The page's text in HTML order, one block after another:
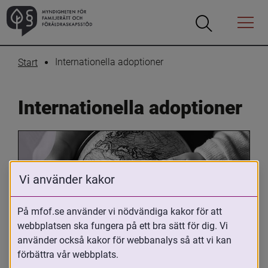
Öppna
Öppna
Menyn
Start Internationella adoptioner
Internationella adoptioner
Oavsett om du är adopterad,
adoptivförälder eller arbetar med
Vi använder kakor
På mfof.se använder vi nödvändiga kakor för att
webbplatsen ska fungera på ett bra sätt för dig. Vi
använder också kakor för webbanalys så att vi kan
förbättra vår webbplats.